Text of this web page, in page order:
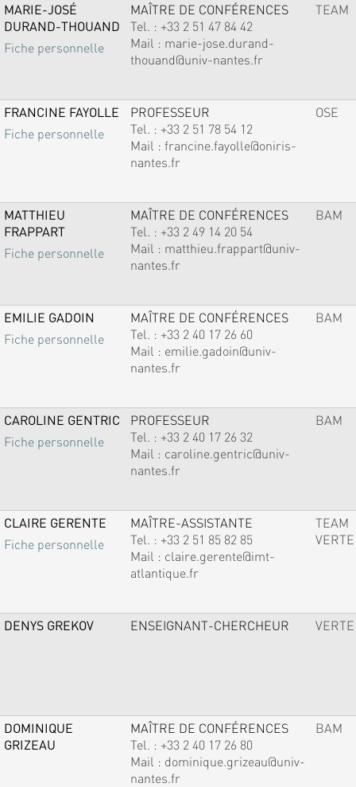
MARIE-JOSÉ
DURAND-THOUAND
Fiche personnelle
MAÎTRE DE CONFÉRENCES
Tel. : +33 2 51 47 84 42
Mail : marie-jose.durand-
thouand@univ-nantes.fr
TEAM
FRANCINE FAYOLLE
Fiche personnelle
PROFESSEUR
Tel. : +33 2 51 78 54 12
Mail : francine.fayolle@oniris-
nantes.fr
OSE
MATTHIEU
FRAPPART
Fiche personnelle
MAÎTRE DE CONFÉRENCES
Tel. : +33 2 49 14 20 54
Mail : matthieu.frappart@univ-
nantes.fr
BAM
EMILIE GADOIN
Fiche personnelle
MAÎTRE DE CONFÉRENCES
Tel. : +33 2 40 17 26 60
Mail : emilie.gadoin@univ-
nantes.fr
BAM
CAROLINE GENTRIC
Fiche personnelle
PROFESSEUR
Tel. : +33 2 40 17 26 32
Mail : caroline.gentric@univ-
nantes.fr
BAM
CLAIRE GERENTE
Fiche personnelle
MAÎTRE-ASSISTANTE
Tel. : +33 2 51 85 82 85
Mail : claire.gerente@imt-
atlantique.fr
TEAM
VERTE
DENYS GREKOV ENSEIGNANT-CHERCHEUR VERTE
DOMINIQUE
GRIZEAU
MAÎTRE DE CONFÉRENCES
Tel. : +33 2 40 17 26 80
Mail : dominique.grizeau@univ-
nantes.fr
BAM